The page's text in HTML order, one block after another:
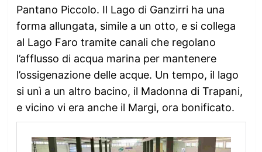
Pantano Piccolo. Il Lago di Ganzirri ha una
forma allungata, simile a un otto, e si collega
al Lago Faro tramite canali che regolano
l’afflusso di acqua marina per mantenere
l’ossigenazione delle acque. Un tempo, il lago
si unì a un altro bacino, il Madonna di Trapani,
e vicino vi era anche il Margi, ora bonificato.